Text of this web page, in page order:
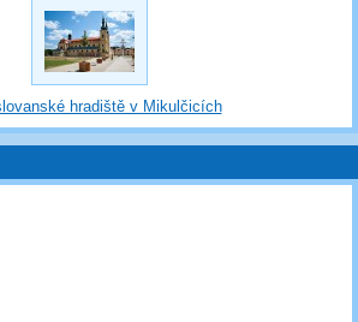
hradiště v Mikulčicích